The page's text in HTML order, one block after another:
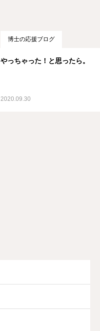
博士の応援ブログ
やっちゃった！と思ったら。
2020.09.30